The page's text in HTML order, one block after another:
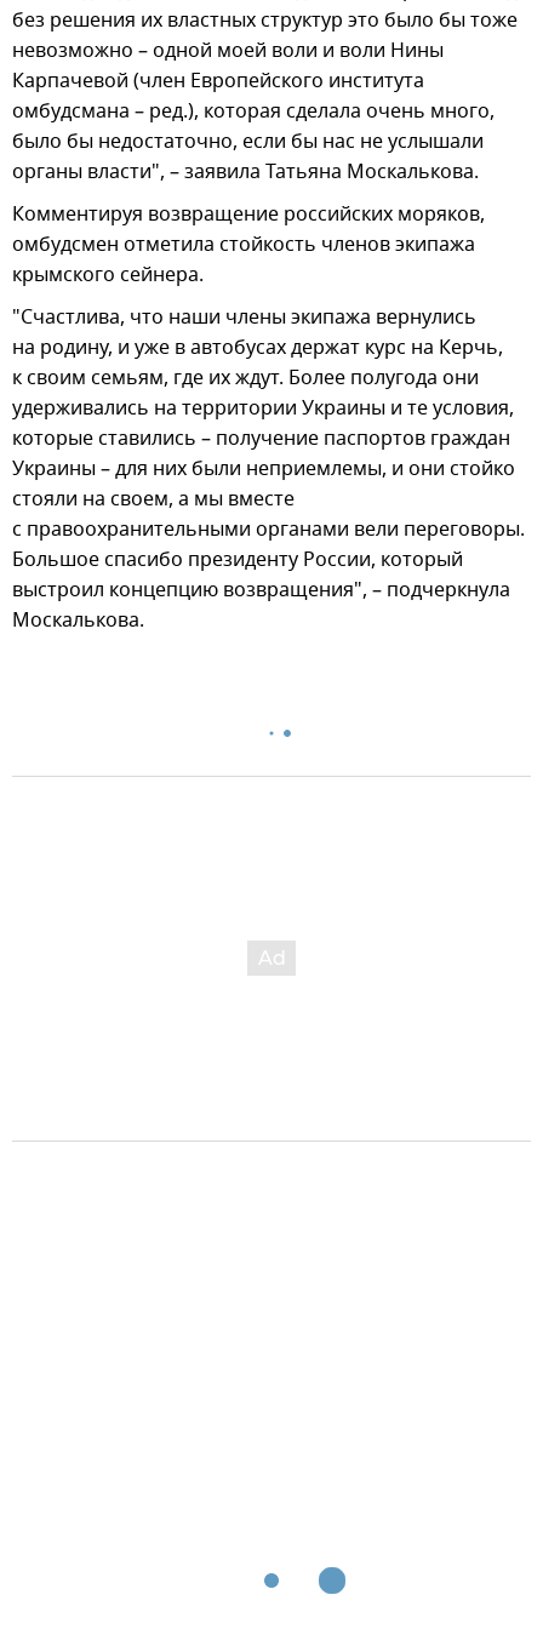
без решения их властных структур это было бы тоже
невозможно – одной моей воли и воли Нины
Карпачевой (член Европейского института
омбудсмана – ред.), которая сделала очень много,
было бы недостаточно, если бы нас не услышали
органы власти", – заявила Татьяна Москалькова.
Комментируя возвращение российских моряков,
омбудсмен отметила стойкость членов экипажа
крымского сейнера.
"Счастлива, что наши члены экипажа вернулись
на родину, и уже в автобусах держат курс на Керчь,
к своим семьям, где их ждут. Более полугода они
удерживались на территории Украины и те условия,
которые ставились – получение паспортов граждан
Украины – для них были неприемлемы, и они стойко
стояли на своем, а мы вместе
с правоохранительными органами вели переговоры.
Большое спасибо президенту России, который
выстроил концепцию возвращения", – подчеркнула
Москалькова.